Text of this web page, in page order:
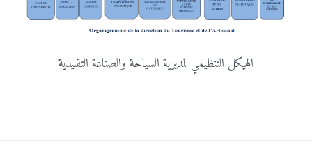
الهيكل التنظيمي لمديرية السياحة والصناعة التقليدية